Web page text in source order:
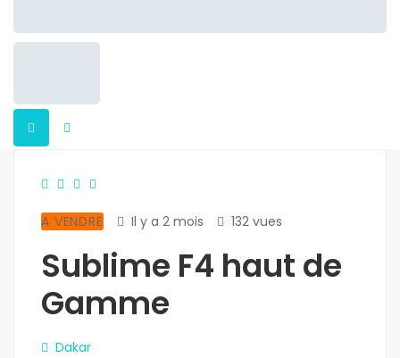
A VENDRE Il y a 2 mois 132 vues
Sublime F4 haut de
Gamme
Dakar